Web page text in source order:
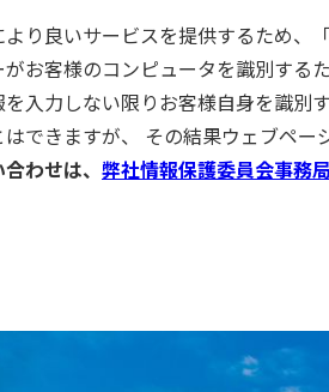
り良いサービスを提供するため、
がお客様のコンピュータを識別す
入力しない限りお客様自身を識
できますが、 その結果ウェブペ
わせは、 弊社情報保護委員会事務局